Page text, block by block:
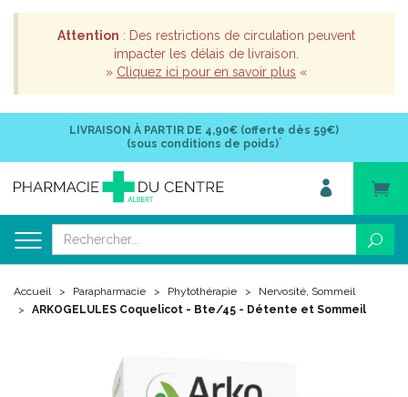
Attention : Des restrictions de circulation peuvent
impacter les délais de livraison.
» Cliquez ici pour en savoir plus «
LIVRAISON À PARTIR DE 4,90€ (offerte dès 59€)
(sous conditions de poids)*
Accueil Parapharmacie Phytothérapie
Nervosité, Sommeil
ARKOGELULES Coquelicot - Bte/45 - Détente et Sommeil